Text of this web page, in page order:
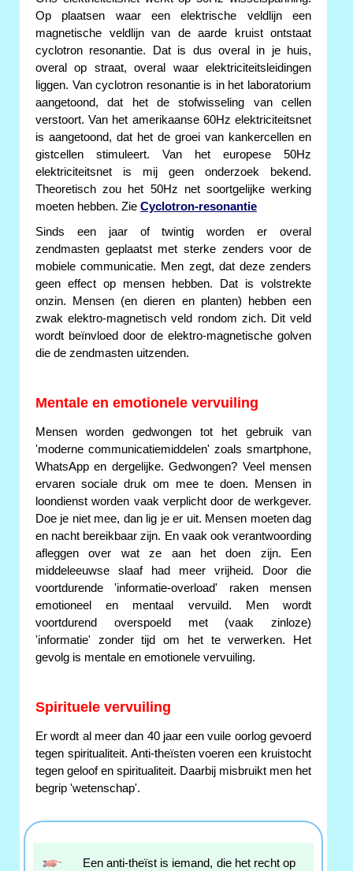
Op plaatsen waar een elektrische veldlijn een
magnetische veldlijn van de aarde kruist ontstaat
cyclotron resonantie. Dat is dus overal in je huis,
overal op straat, overal waar elektriciteitsleidingen
liggen. Van cyclotron resonantie is in het laboratorium
aangetoond, dat het de stofwisseling van cellen
verstoort. Van het amerikaanse 60Hz elektriciteitsnet
is aangetoond, dat het de groei van kankercellen en
gistcellen stimuleert. Van het europese 50Hz
elektriciteitsnet is mij geen onderzoek bekend.
Theoretisch zou het 50Hz net soortgelijke werking
moeten hebben. Zie Cyclotron-resonantie
Sinds een jaar of twintig worden er overal
zendmasten geplaatst met sterke zenders voor de
mobiele communicatie. Men zegt, dat deze zenders
geen effect op mensen hebben. Dat is volstrekte
onzin. Mensen (en dieren en planten) hebben een
zwak elektro-magnetisch veld rondom zich. Dit veld
wordt beïnvloed door de elektro-magnetische golven
die de zendmasten uitzenden.
Mentale en emotionele vervuiling
Mensen worden gedwongen tot het gebruik van
'moderne communicatiemiddelen' zoals smartphone,
WhatsApp en dergelijke. Gedwongen? Veel mensen
ervaren sociale druk om mee te doen. Mensen in
loondienst worden vaak verplicht door de werkgever.
Doe je niet mee, dan lig je er uit. Mensen moeten dag
en nacht bereikbaar zijn. En vaak ook verantwoording
afleggen over wat ze aan het doen zijn. Een
middeleeuwse slaaf had meer vrijheid. Door die
voortdurende 'informatie-overload' raken mensen
emotioneel en mentaal vervuild. Men wordt
voortdurend overspoeld met (vaak zinloze)
'informatie' zonder tijd om het te verwerken. Het
gevolg is mentale en emotionele vervuiling.
Spirituele vervuiling
Er wordt al meer dan 40 jaar een vuile oorlog gevoerd
tegen spiritualiteit. Anti-theïsten voeren een kruistocht
tegen geloof en spiritualiteit. Daarbij misbruikt men het
begrip 'wetenschap'.
Een anti-theïst is iemand, die het recht op